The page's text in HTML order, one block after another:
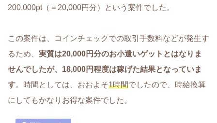
200,000pt（＝20,000円分）という案件でした。
この案件は、コインチェックでの取引手数料などが発生す
るため、 実質は20,000円分のお小遣いゲットとはなりま
せんでしたが、18,000円程度は稼げた結果となっていま
す。時間としては、おおよそ1時間でしたので、時給換算
にしてもかなりお得な案件でした。